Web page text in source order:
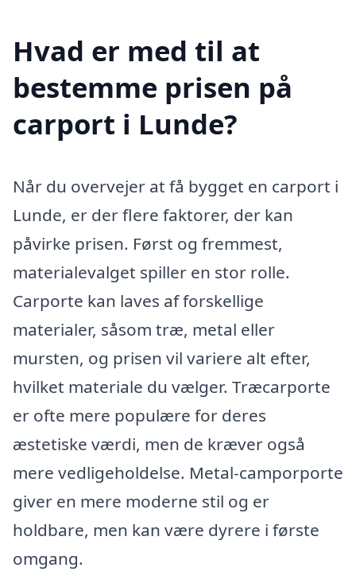
Hvad er med til at
bestemme prisen på
carport i Lunde?
Når du overvejer at få bygget en carport i
Lunde, er der flere faktorer, der kan
påvirke prisen. Først og fremmest,
materialevalget spiller en stor rolle.
Carporte kan laves af forskellige
materialer, såsom træ, metal eller
mursten, og prisen vil variere alt efter,
hvilket materiale du vælger. Træcarporte
er ofte mere populære for deres
æstetiske værdi, men de kræver også
mere vedligeholdelse. Metal-camporporte
giver en mere moderne stil og er
holdbare, men kan være dyrere i første
omgang.